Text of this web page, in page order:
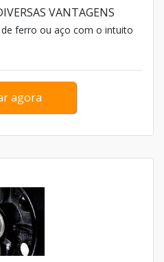
VANTAGENS
ferro ou aço com o intuito
agora